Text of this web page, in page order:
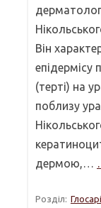
Він
епідермісу
(терті) на
поблизу
дермою,…
Розділ: